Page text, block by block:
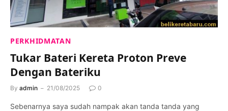
PERKHIDMATAN
Tukar Bateri Kereta Proton Preve
Dengan Bateriku
By admin 21/08/2025 0
Sebenarnya saya sudah nampak akan tanda tanda yang